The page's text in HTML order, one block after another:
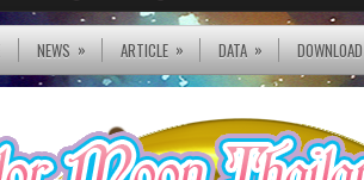
NEWS » ARTICLE » DATA » DOWNLOAD